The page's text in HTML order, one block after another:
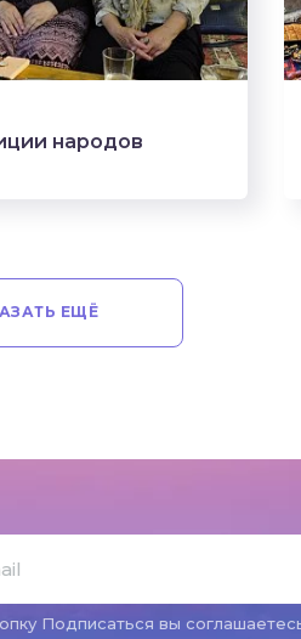
народов
ЕЩЁ
Подписаться вы